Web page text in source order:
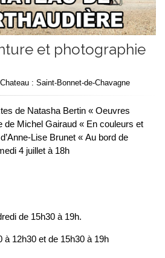
et photographie
: Saint-Bonnet-de-Chavagne
de Natasha Bertin « Oeuvres
de Michel Gairaud « En couleurs et
Lise Brunet « Au bord de
4 juillet à 18h
de 15h30 à 19h.
à 12h30 et de 15h30 à 19h